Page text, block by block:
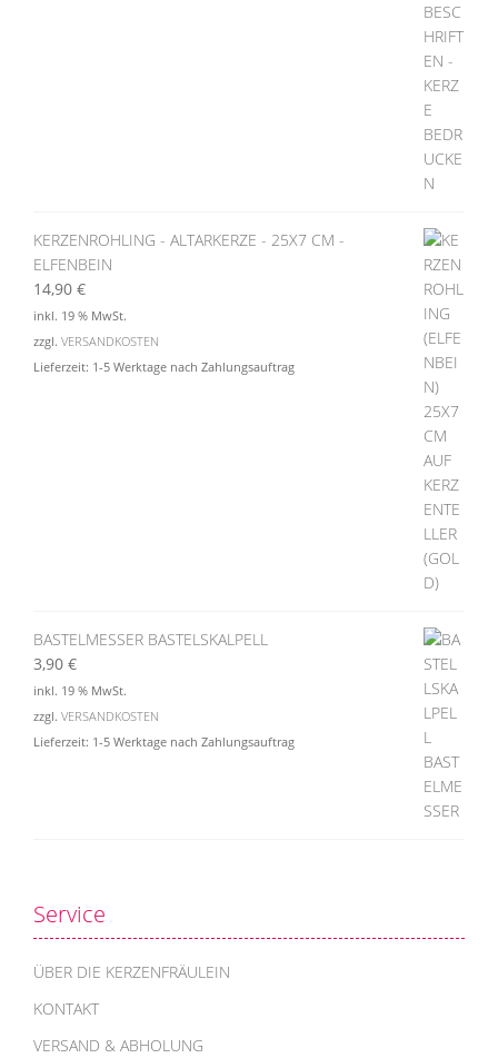
KERZENROHLING - ALTARKERZE - 25X7 CM -
ELFENBEIN
14,90 €
inkl. 19 % MwSt.
zzgl. VERSANDKOSTEN
Lieferzeit: 1-5 Werktage nach Zahlungsauftrag
BASTELMESSER BASTELSKALPELL
3,90 €
inkl. 19 % MwSt.
zzgl. VERSANDKOSTEN
Lieferzeit: 1-5 Werktage nach Zahlungsauftrag
Service
ÜBER DIE KERZENFRÄULEIN
KONTAKT
VERSAND & ABHOLUNG